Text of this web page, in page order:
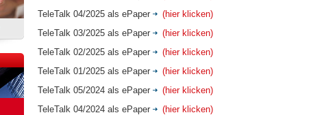
TeleTalk 04/2025 als ePaper
(hier klicken)
TeleTalk 03/2025 als ePaper
(hier klicken)
TeleTalk 02/2025 als ePaper
(hier klicken)
TeleTalk 01/2025 als ePaper
(hier klicken)
TeleTalk 05/2024 als ePaper
(hier klicken)
TeleTalk 04/2024 als ePaper
(hier klicken)